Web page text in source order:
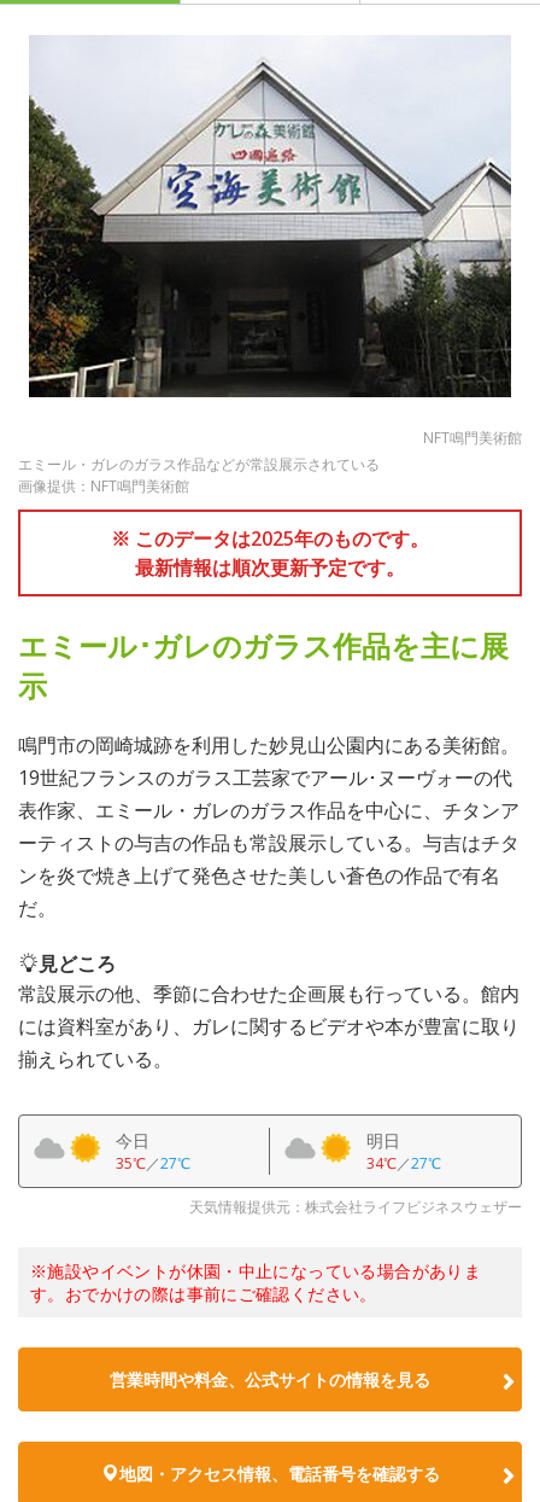
NFT鳴門美術館
エミール・ガレのガラス作品などが常設展示されている
画像提供：NFT鳴門美術館
※ このデータは2025年のものです。
最新情報は順次更新予定です。
エミール･ガレのガラス作品を主に展
示
鳴門市の岡崎城跡を利用した妙見山公園内にある美術館。
19世紀フランスのガラス工芸家でアール･ヌーヴォーの代
表作家、エミール・ガレのガラス作品を中心に、チタンア
ーティストの与吉の作品も常設展示している。与吉はチタ
ンを炎で焼き上げて発色させた美しい蒼色の作品で有名
だ。
見どころ
常設展示の他、季節に合わせた企画展も行っている。館内
には資料室があり、ガレに関するビデオや本が豊富に取り
揃えられている。
今日
35℃／27℃
明日
34℃／27℃
天気情報提供元：株式会社ライフビジネスウェザー
※施設やイベントが休園・中止になっている場合がありま
す。おでかけの際は事前にご確認ください。
営業時間や料金、公式サイトの情報を見る
地図・アクセス情報、電話番号を確認する